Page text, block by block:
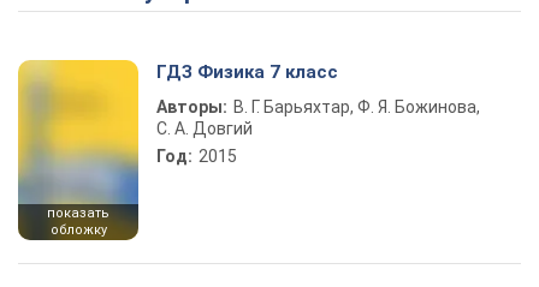
показать
обложку
ГДЗ Физика 7 класс
Авторы: В. Г. Барьяхтар, Ф. Я. Божинова,
С. А. Довгий
Год: 2015